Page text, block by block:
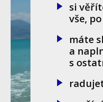
si
vše,
máte
a
s